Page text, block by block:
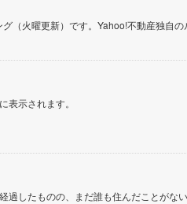
（火曜更新）です。Yahoo!不動産独自
表示されます。
過したものの、まだ誰も住んだことがな